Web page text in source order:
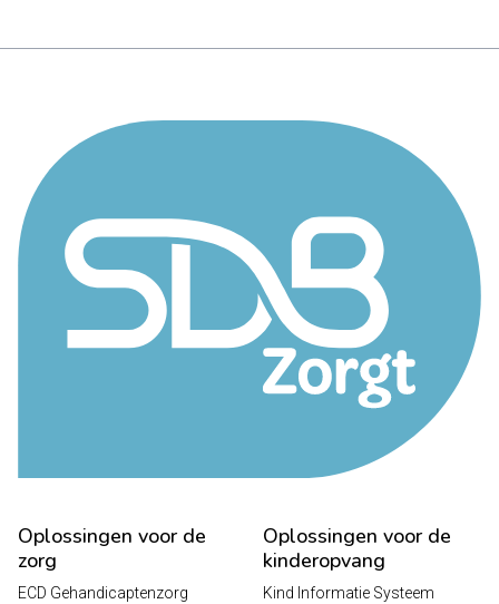
Oplossingen voor de
zorg
ECD Gehandicaptenzorg
Oplossingen voor de
kinderopvang
Kind Informatie Systeem